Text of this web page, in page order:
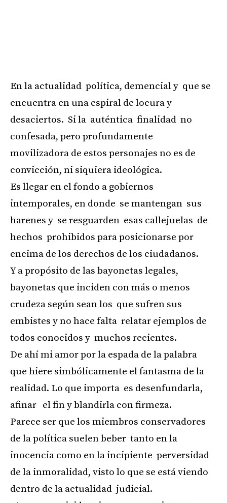
En la actualidad política, demencial y que se
encuentra en una espiral de locura y
desaciertos. Si la auténtica finalidad no
confesada, pero profundamente
movilizadora de estos personajes no es de
convicción, ni siquiera ideológica.
Es llegar en el fondo a gobiernos
intemporales, en donde se mantengan sus
harenes y se resguarden esas callejuelas de
hechos prohibidos para posicionarse por
encima de los derechos de los ciudadanos.
Y a propósito de las bayonetas legales,
bayonetas que inciden con más o menos
crudeza según sean los que sufren sus
embistes y no hace falta relatar ejemplos de
todos conocidos y muchos recientes.
De ahí mi amor por la espada de la palabra
que hiere simbólicamente el fantasma de la
realidad. Lo que importa es desenfundarla,
afinar el fin y blandirla con firmeza.
Parece ser que los miembros conservadores
de la política suelen beber tanto en la
inocencia como en la incipiente perversidad
de la inmoralidad, visto lo que se está viendo
dentro de la actualidad judicial.